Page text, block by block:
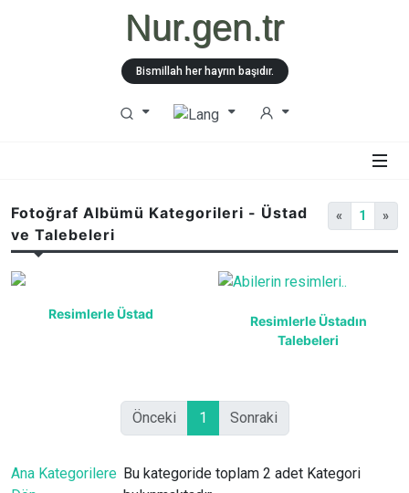
Nur.gen.tr
Bismillah her hayrın başıdır.
Fotoğraf Albümü Kategorileri - Üstad
ve Talebeleri
« 1 »
Resimlerle Üstad
Resimlerle Üstadın
Talebeleri
Önceki 1 Sonraki
Ana Kategorilere Bu kategoride toplam 2 adet Kategori